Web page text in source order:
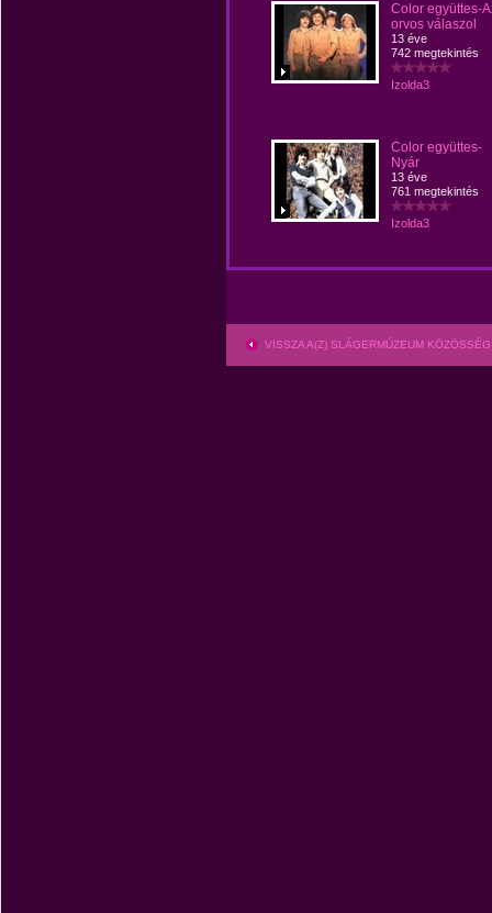
Color együttes-
orvos válaszol
13 éve
742 megtekintés
Izolda3
Color együttes-
Nyár
13 éve
761 megtekintés
Izolda3
VISSZA A(Z) SLÁGERMÚZEUM